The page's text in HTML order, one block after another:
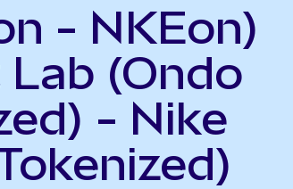
- NKEon)
(Ondo
- Nike